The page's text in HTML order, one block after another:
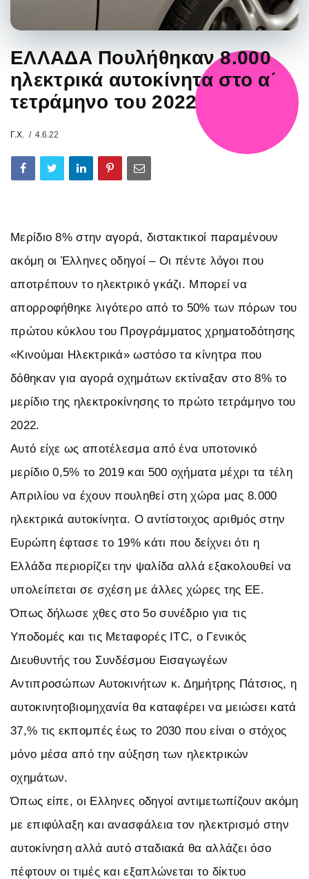
ΕΛΛΑΔΑ Πουλήθηκαν 8.000
ηλεκτρικά αυτοκίνητα στο α΄
τετράμηνο του 2022
Γ.Χ. 4.6.22
Μερίδιο 8% στην αγορά, διστακτικοί παραμένουν
ακόμη οι Έλληνες οδηγοί – Οι πέντε λόγοι που
αποτρέπουν τo ηλεκτρικό γκάζι. Μπορεί να
απορροφήθηκε λιγότερο από το 50% των πόρων του
πρώτου κύκλου του Προγράμματος χρηματοδότησης
«Κινούμαι Ηλεκτρικά» ωστόσο τα κίνητρα που
δόθηκαν για αγορά οχημάτων εκτίναξαν στο 8% το
μερίδιο της ηλεκτροκίνησης το πρώτο τετράμηνο του
2022.
Αυτό είχε ως αποτέλεσμα από ένα υποτονικό
μερίδιο 0,5% το 2019 και 500 οχήματα μέχρι τα τέλη
Απριλίου να έχουν πουληθεί στη χώρα μας 8.000
ηλεκτρικά αυτοκίνητα. Ο αντίστοιχος αριθμός στην
Ευρώπη έφτασε το 19% κάτι που δείχνει ότι η
Ελλάδα περιορίζει την ψαλίδα αλλά εξακολουθεί να
υπολείπεται σε σχέση με άλλες χώρες της ΕΕ.
Όπως δήλωσε χθες στο 5ο συνέδριο για τις
Υποδομές και τις Μεταφορές ITC, ο Γενικός
Διευθυντής του Συνδέσμου Εισαγωγέων
Αντιπροσώπων Αυτοκινήτων κ. Δημήτρης Πάτσιος, η
αυτοκινητοβιομηχανία θα καταφέρει να μειώσει κατά
37,% τις εκπομπές έως το 2030 που είναι ο στόχος
μόνο μέσα από την αύξηση των ηλεκτρικών
οχημάτων.
Όπως είπε, οι Ελληνες οδηγοί αντιμετωπίζουν ακόμη
με επιφύλαξη και ανασφάλεια τον ηλεκτρισμό στην
αυτοκίνηση αλλά αυτό σταδιακά θα αλλάζει όσο
πέφτουν οι τιμές και εξαπλώνεται το δίκτυο